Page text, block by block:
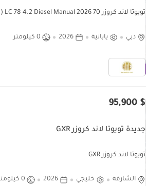
تويوتا لاند كروزر 70 LC 78 4.2 Diesel Manual 2026 (للتصدير فقط)
دبي يابانية 2026 0 كيلومتر
$ 95,900
جديدة تويوتا لاند كروزر GXR
تويوتا لاند كروزر GXR
الشارقة خليجي 2026 0 كيلومتر